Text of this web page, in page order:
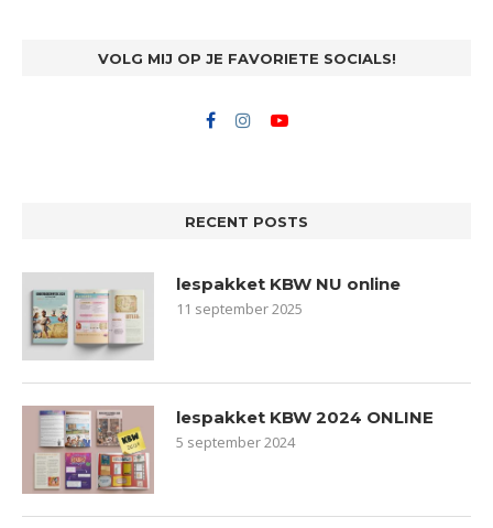
VOLG MIJ OP JE FAVORIETE SOCIALS!
RECENT POSTS
lespakket KBW NU online
11 september 2025
lespakket KBW 2024 ONLINE
5 september 2024